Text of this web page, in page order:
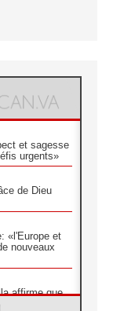
et sagesse
urgents»
de Dieu
«l'Europe et
nouveaux
affirme que